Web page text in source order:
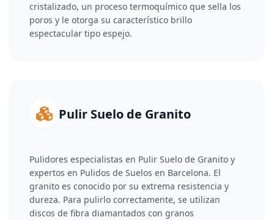
cristalizado, un proceso termoquímico que sella los
poros y le otorga su característico brillo
espectacular tipo espejo.
Pulir Suelo de Granito
Pulidores especialistas en Pulir Suelo de Granito y
expertos en Pulidos de Suelos en Barcelona. El
granito es conocido por su extrema resistencia y
dureza. Para pulirlo correctamente, se utilizan
discos de fibra diamantados con granos